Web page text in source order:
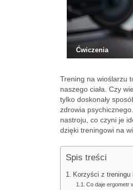
Ćwiczenia
Trening na wioślarzu
naszego ciała. Czy
tylko doskonały
zdrowia
nastroju, co czyni je
dzięki treningowi na
Spis treści
Korzyści z treningu
Co daje ergometr